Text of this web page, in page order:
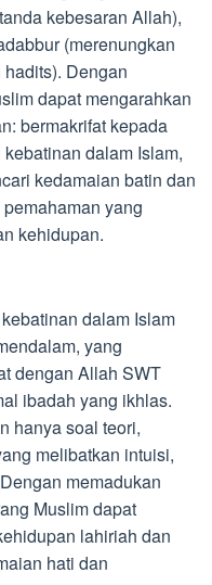
kebesaran Allah),
(merenungkan
Dengan
dapat mengarahkan
bermakrifat kepada
dalam Islam,
kedamaian batin dan
yang
kehidupan.
dalam Islam
yang
dengan Allah SWT
ibadah yang ikhlas.
hanya soal teori,
melibatkan intuisi,
memadukan
Muslim dapat
lahiriah dan
hati dan